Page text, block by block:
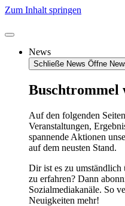
Zum Inhalt springen
News
Schließe News Öffne
Buschtrommel
Auf den folgenden
Veranstaltungen,
spannende Aktionen
auf dem neusten Stand.
Dir ist es zu umständlich
zu erfahren? Dann
Sozialmediakanäle. So
Neuigkeiten mehr!